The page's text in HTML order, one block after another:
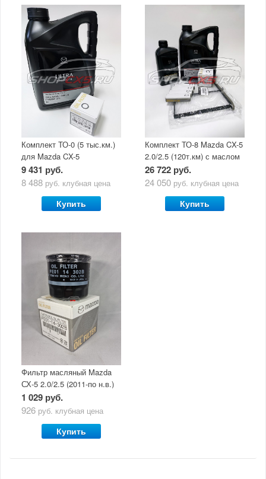
Комплект ТО-0 (5 тыс.км.)
для Mazda CX-5
(двигатель 2.0/2.5) с
маслом Mazda Original Oil
9 431 руб.
8 488 руб. клубная цена
Купить
Комплект ТО-8 Mazda CX-5
2.0/2.5 (120т.км) с маслом
Mazda Original Oil Ultra
5W30
26 722 руб.
24 050 руб. клубная цена
Купить
Фильтр масляный Mazda
СХ-5 2.0/2.5 (2011-по н.в.)
1 029 руб.
926 руб. клубная цена
Купить